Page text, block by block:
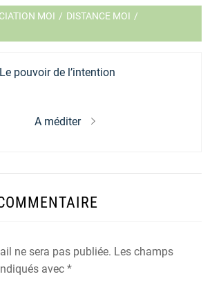
MOI / DISTANCE MOI /
Previous
Le pouvoir de l’intention
Next
A méditer
ne sera pas publiée. Les champs
avec *